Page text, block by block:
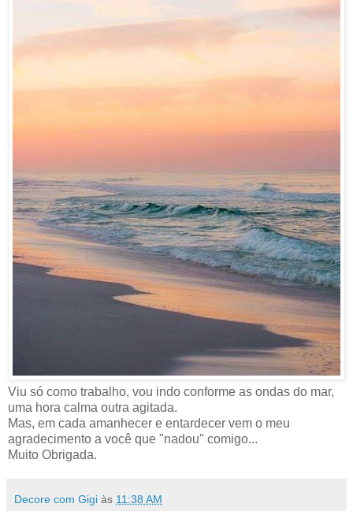
Viu só como trabalho, vou indo conforme as ondas do mar,
uma hora calma outra agitada.
Mas, em cada amanhecer e entardecer vem o meu
agradecimento a você que "nadou" comigo...
Muito Obrigada.
Decore com Gigi às 11:38 AM